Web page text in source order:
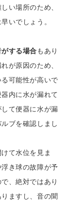
い場所のため、
いでしょう。
する場合もあり
が原因のため、
可能性が高いで
内に水が漏れて
て便器に水が漏
ブを確認しまし
て水位を見ま
き球の故障が予
、絶対ではあり
ますし、音の聞